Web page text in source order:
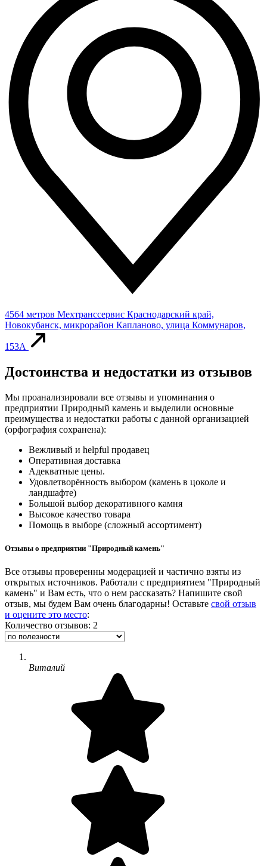
4564 метров Мехтранссервис Краснодарский край,
Новокубанск, микрорайон Капланово, улица Коммунаров,
153А
Достоинства и недостатки из отзывов
Мы проанализировали все отзывы и упоминания о
предприятии Природный камень и выделили основные
преимущества и недостатки работы с данной организацией
(орфография сохранена):
Вежливый и helpful продавец
Оперативная доставка
Адекватные цены.
Удовлетворённость выбором (камень в цоколе и
ландшафте)
Большой выбор декоративного камня
Высокое качество товара
Помощь в выборе (сложный ассортимент)
Отзывы о предприятии "Природный камень"
Все отзывы проверенны модерацией и частично взяты из
открытых источников. Работали с предприятием "Природный
камень" и Вам есть, что о нем рассказать? Напишите свой
отзыв, мы будем Вам очень благодарны! Оставьте свой отзыв
и оцените это место:
Количество отзывов: 2
Виталий